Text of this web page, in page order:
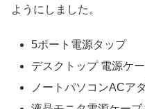
ようにしました。
5ポート電源タップ
デスクトップ 電源ケ
ノートパソコンACア